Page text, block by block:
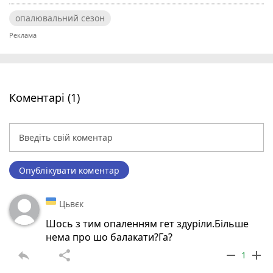
опалювальний сезон
Коментарі (1)
Опублікувати коментар
Цьвєк
Шось з тим опаленням гет здуріли.Більше
нема про шо балакати?Га?
reply share remove 1 add